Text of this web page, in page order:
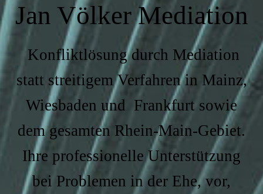
Jan Völker Mediation
Konfliktlösung durch Mediation
statt streitigem Verfahren in Mainz,
Wiesbaden und Frankfurt sowie
dem gesamten Rhein-Main-Gebiet.
Ihre professionelle Unterstützung
bei Problemen in der Ehe, vor,